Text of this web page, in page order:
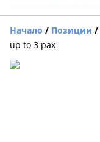
Начало / Позиции /
up to 3 pax